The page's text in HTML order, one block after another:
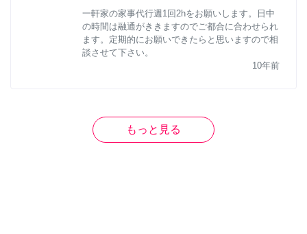
一軒家の家事代行週1回2hをお願いします。日中
の時間は融通がききますのでご都合に合わせられ
ます。定期的にお願いできたらと思いますので相
談させて下さい。
10年前
もっと見る